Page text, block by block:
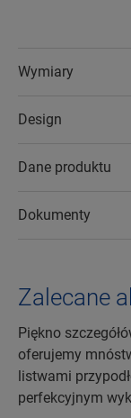
usuwać.
Wymiary
Design
Dane produktu
Dokumenty
Zalecane
Piękno
oferujemy
listwami
perfekcyjnym